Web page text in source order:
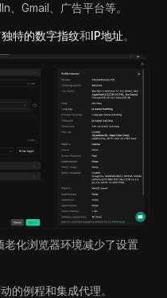
、Gmail、广告平台等。
独特的数字指纹和IP地址。
化浏览器环境减少了设置
例程和集成代理。